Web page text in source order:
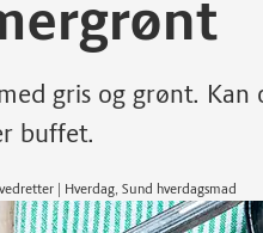
gris og grønt. Kan
buffet.
| Hverdag, Sund hverdagsmad